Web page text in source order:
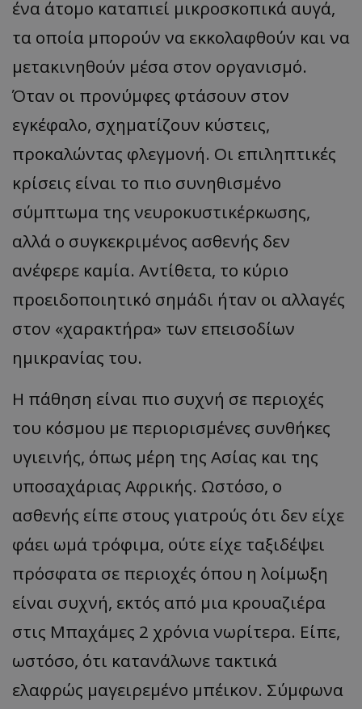
ένα άτομο καταπιεί μικροσκοπικά αυγά,
τα οποία μπορούν να εκκολαφθούν και να
μετακινηθούν μέσα στον οργανισμό.
Όταν οι προνύμφες φτάσουν στον
εγκέφαλο, σχηματίζουν κύστεις,
προκαλώντας φλεγμονή. Οι επιληπτικές
κρίσεις είναι το πιο συνηθισμένο
σύμπτωμα της νευροκυστικέρκωσης,
αλλά ο συγκεκριμένος ασθενής δεν
ανέφερε καμία. Αντίθετα, το κύριο
προειδοποιητικό σημάδι ήταν οι αλλαγές
στον «χαρακτήρα» των επεισοδίων
ημικρανίας του.
Η πάθηση είναι πιο συχνή σε περιοχές
του κόσμου με περιορισμένες συνθήκες
υγιεινής, όπως μέρη της Ασίας και της
υποσαχάριας Αφρικής. Ωστόσο, ο
ασθενής είπε στους γιατρούς ότι δεν είχε
φάει ωμά τρόφιμα, ούτε είχε ταξιδέψει
πρόσφατα σε περιοχές όπου η λοίμωξη
είναι συχνή, εκτός από μια κρουαζιέρα
στις Μπαχάμες 2 χρόνια νωρίτερα. Είπε,
ωστόσο, ότι κατανάλωνε τακτικά
ελαφρώς μαγειρεμένο μπέικον. Σύμφωνα